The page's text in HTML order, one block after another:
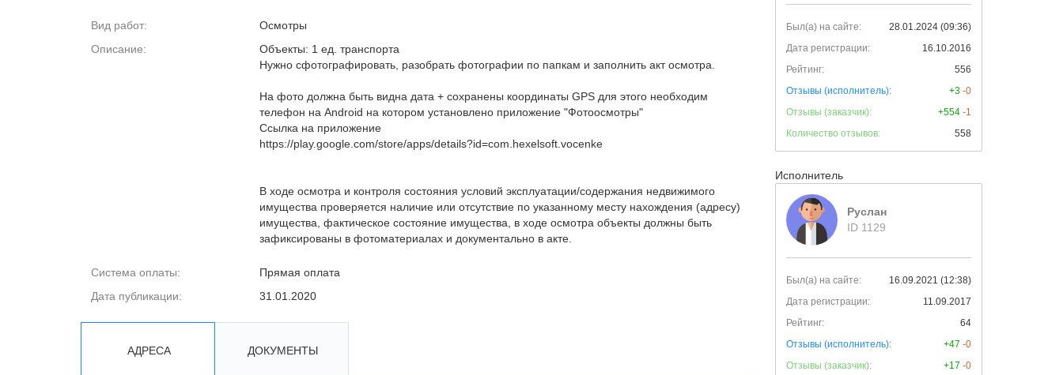
Вид работ:
Осмотры
Описание:
Объекты: 1 ед. транспорта
Нужно сфотографировать, разобрать фотографии по папкам и заполнить акт осмотра.
На фото должна быть видна дата + сохранены координаты GPS для этого необходим
телефон на Android на котором установлено приложение "Фотоосмотры"
Ссылка на приложение
https://play.google.com/store/apps/details?id=com.hexelsoft.vocenke
В ходе осмотра и контроля состояния условий эксплуатации/содержания недвижимого
имущества проверяется наличие или отсутствие по указанному месту нахождения (адресу)
имущества, фактическое состояние имущества, в ходе осмотра объекты должны быть
зафиксированы в фотоматериалах и документально в акте.
Система оплаты:
Прямая оплата
Дата публикации:
31.01.2020
АДРЕСА ДОКУМЕНТЫ
Был(а) на сайте:
28.01.2024 (09:36)
Дата регистрации:
16.10.2016
Рейтинг:
556
Отзывы (исполнитель):
+3 -0
Отзывы (заказчик):
+554 -1
Количество отзывов:
558
Исполнитель
Руслан
ID 1129
Был(а) на сайте:
16.09.2021 (12:38)
Дата регистрации:
11.09.2017
Рейтинг:
64
Отзывы (исполнитель):
+47 -0
Отзывы (заказчик):
+17 -0